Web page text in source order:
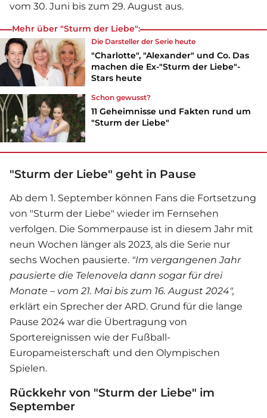
vom 30. Juni bis zum 29. August aus.
Mehr über "Sturm der Liebe":
Die Darsteller der Serie heute
"Charlotte", "Alexander" und Co. Das
machen die Ex-"Sturm der Liebe"-
Stars heute
Schon gewusst?
11 Geheimnisse und Fakten rund um
"Sturm der Liebe"
"Sturm der Liebe" geht in Pause
Ab dem 1. September können Fans die Fortsetzung
von "Sturm der Liebe" wieder im Fernsehen
verfolgen. Die Sommerpause ist in diesem Jahr mit
neun Wochen länger als 2023, als die Serie nur
sechs Wochen pausierte. "Im vergangenen Jahr
pausierte die Telenovela dann sogar für drei
Monate – vom 21. Mai bis zum 16. August 2024",
erklärt ein Sprecher der ARD. Grund für die lange
Pause 2024 war die Übertragung von
Sportereignissen wie der Fußball-
Europameisterschaft und den Olympischen
Spielen.
Rückkehr von "Sturm der Liebe" im
September